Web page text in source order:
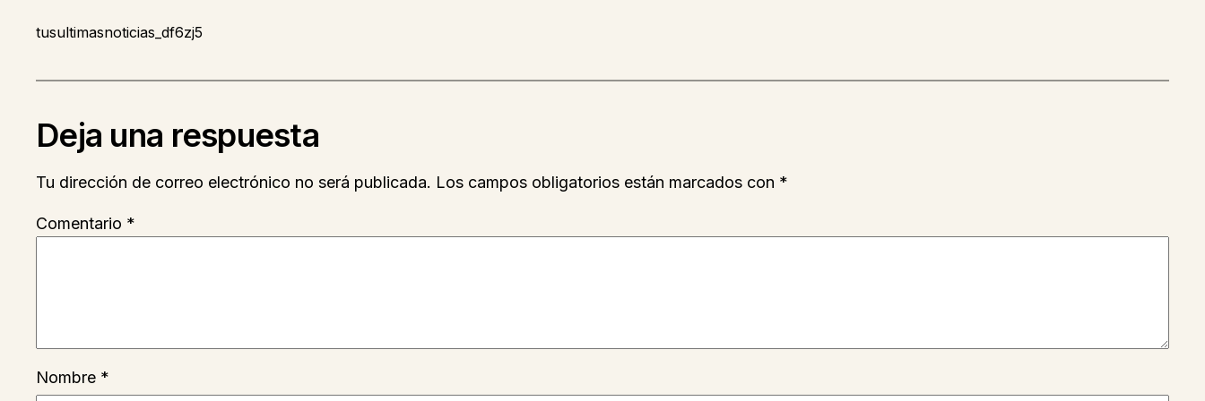
tusultimasnoticias_df6zj5
Deja una respuesta
Tu dirección de correo electrónico no será publicada. Los campos obligatorios están marcados con *
Comentario *
Nombre *